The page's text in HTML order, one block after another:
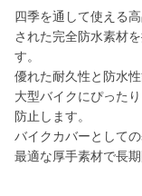
四季を通して使える
された完全防水素材
す。
優れた耐久性と防水
大型バイクにぴった
防止します。
バイクカバーとして
最適な厚手素材で長